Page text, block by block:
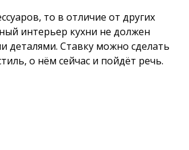
то в отличие от других
интерьер кухни не должен
деталями. Ставку можно сделать
о нём сейчас и пойдёт речь.